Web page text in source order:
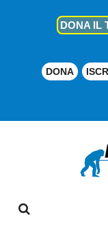
DONA IL
DONA